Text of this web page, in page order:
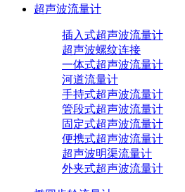
超声波流量计
插入式超声波流量计
超声波螺纹连接
一体式超声波流量计
河道流量计
手持式超声波流量计
管段式超声波流量计
固定式超声波流量计
便携式超声波流量计
超声波明渠流量计
外夹式超声波流量计